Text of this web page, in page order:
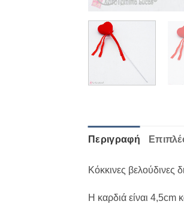
Περιγραφή
Κόκκινες βελούδινες
Η καρδιά είναι 4,5cm